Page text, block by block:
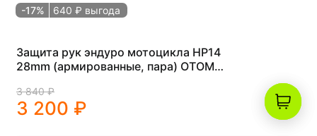
-17% 640 ₽ выгода
Защита рук эндуро мотоцикла HP14
28mm (армированные, пара) OTOM
3 840 ₽
3 200 ₽